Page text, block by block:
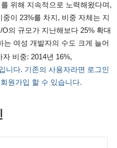
위해 지속적으로 노력해왔다며,
이 23%를 차지, 비중 자체는 지
의 규모가 지난해보다 25% 확대
여성 개발자의 수도 크게 늘어
비중: 2014년 16%,
니다. 기존의 사용자라면 로그인
원가입 할 수 있습니다.